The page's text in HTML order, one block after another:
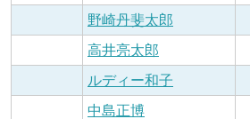
野崎丹斐太郎
高井亮太郎
ルディー和子
中島正博